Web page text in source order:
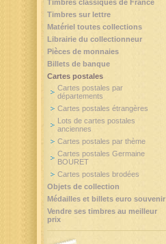
Timbres classiques de France
Timbres sur lettre
Matériel toutes collections
Librairie du collectionneur
Pièces de monnaies
Billets de banque
Cartes postales
Cartes postales par
départements
Cartes postales étrangères
Lots de cartes postales
anciennes
Cartes postales par thème
Cartes postales Germaine
BOURET
Cartes postales brodées
Objets de collection
Médailles et billets euro souvenir
Vendre ses timbres au meilleur
prix